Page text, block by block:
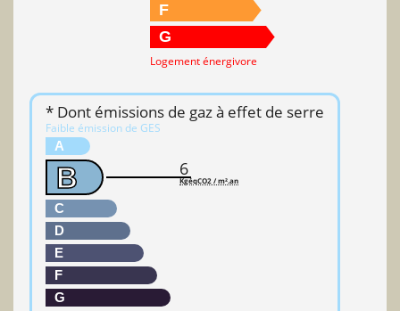
F
G
Logement énergivore
* Dont émissions de gaz à effet de serre
Faible émission de GES
A
B
C
D
E
F
G
6
KgéqCO2 / m².an